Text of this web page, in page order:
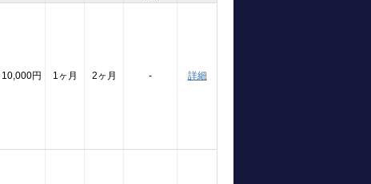
10,000円 1ヶ月 2ヶ月 - 詳細